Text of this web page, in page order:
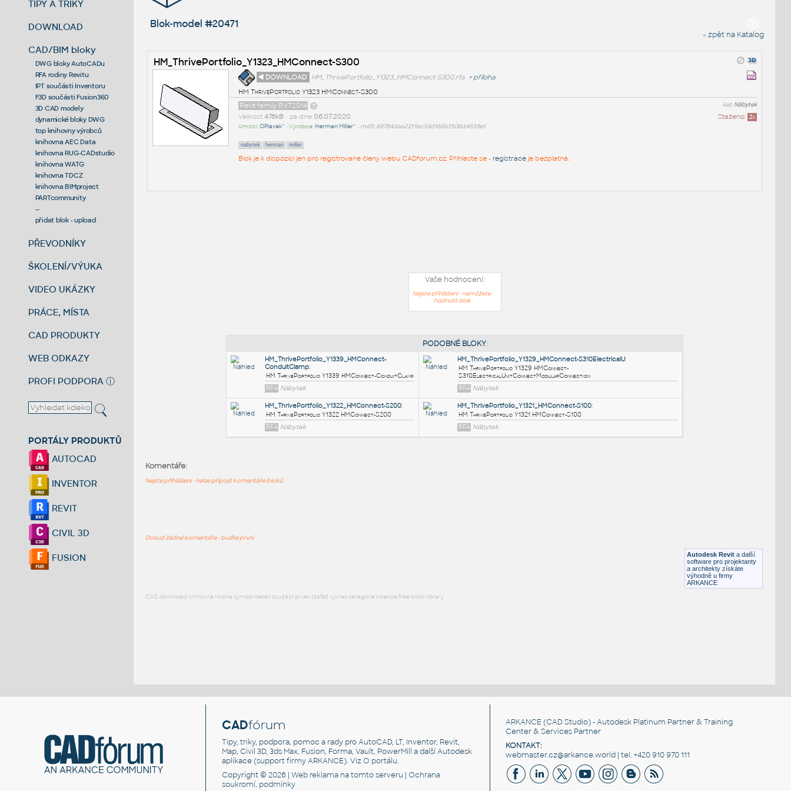
TIPY A TRIKY
DOWNLOAD
CAD/BIM bloky
DWG bloky AutoCADu
RFA rodiny Revitu
IPT součásti Inventoru
F3D součásti Fusion360
3D CAD modely
dynamické bloky DWG
top knihovny výrobců
knihovna AEC Data
knihovna RUG-CADstudio
knihovna WATG
knihovna TDCZ
knihovna BIMproject
PARTcommunity
--
přidat blok - upload
PŘEVODNÍKY
ŠKOLENÍ/VÝUKA
VIDEO UKÁZKY
PRÁCE, MÍSTA
CAD PRODUKTY
WEB ODKAZY
PROFI PODPORA ⓘ
PORTÁLY PRODUKTŮ
AUTOCAD
INVENTOR
REVIT
CIVIL 3D
FUSION
Blok-model #20471
« zpět na Katalog
HM_ThrivePortfolio_Y1323_HMConnect-S300
◄ DOWNLOAD HM_ThrivePortfolio_Y1323_HMConnect-S300.rfa + příloha
HM ThrivePortfolio Y1323 HMConnect-S300
kat:Nábytek
Revit family RVT2014
Staženo: 2x
Velikost 476kB• ze dne 06.07.2020
Umístil:OPlavek^ • Výrobce: Herman Miller^ • md5: 89784daa22f1bc39d166b3506d4639e1
nabytek herman miller
Blok je k dispozici jen pro registrované členy webu CADforum.cz. Přihlaste se - registraceje bezplatná.
Vaše hodnocení:
Nejste přihlášeni - nemůžete
hodnotit blok
Autodesk Revit a další
software pro projektanty
a architekty získáte
výhodně u firmy
ARKANCE
Komentáře:
Nejste přihlášeni - nelze připojit komentáře bloků
Dosud žádné komentáře - buďte první
CAD download: knihovna rodina symbol detail součást prvek stafáž výkres kategorie kolekce free block library
CADfórum
Tipy, triky, podpora, pomoc a rady pro AutoCAD, LT, Inventor, Revit,
Map, Civil 3D, 3ds Max, Fusion, Forma, Vault, PowerMill a další Autodesk
aplikace (support firmy ARKANCE). VizO portálu.
Copyright © 2026 |Web reklama na tomto serveru |Ochrana
soukromí, podmínky
ARKANCE (CAD Studio) - Autodesk Platinum Partner & Training
Center & Services Partner
KONTAKT:
webmaster.cz@arkance.world | tel. +420 910 970 111